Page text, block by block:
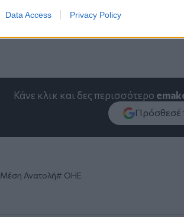
Data Access Privacy Policy
Κάνε κλικ και δες περισσότερο
Πρόσθεσέ
Μέση Ανατολή ΟΗΕ